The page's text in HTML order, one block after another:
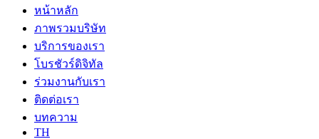
หน้าหลัก
ภาพรวมบริษัท
บริการของเรา
โบรชัวร์ดิจิทัล
ร่วมงานกับเรา
ติดต่อเรา
บทความ
TH